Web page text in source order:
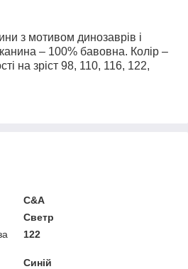
з мотивом динозаврів і
– 100% бавовна. Колір –
на зріст 98, 110, 116, 122,
С&A
Светр
122
Синій